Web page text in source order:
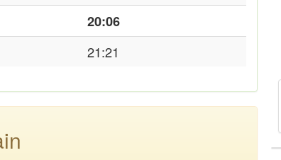
20:06
21:21